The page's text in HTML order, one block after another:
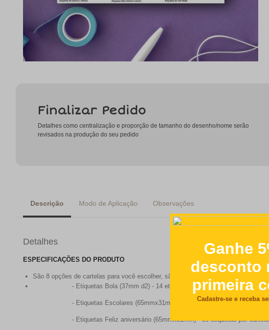
Finalizar Pedido
Detalhes como centralização e proporção de tamanho do desenho/nome serão
revisados na produção do seu pedido
Descrição Modo de Aplicação Observações
Detalhes
ESPECIFICAÇÕES DO PRODUTO
São 8 opções de cartelas para você escolher, são elas:
- Etiquetas Bola (37mm d2) - 14 etiquetas por cartela
- Etiquetas Escolares (65mmx31mm) - 09 etiquetas por cartela
- Etiquetas Feliz aniversário (65mmx31mm) - 09 etiquetas por cartela